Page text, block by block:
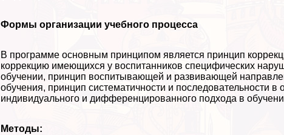
Формы организации учебного процесса
В программе основным принципом является принцип
коррекцию имеющихся у воспитанников специфических
обучении, принцип воспитывающей и развивающей
обучения, принцип систематичности и последовательности
индивидуального и дифференцированного подхода в
Методы: